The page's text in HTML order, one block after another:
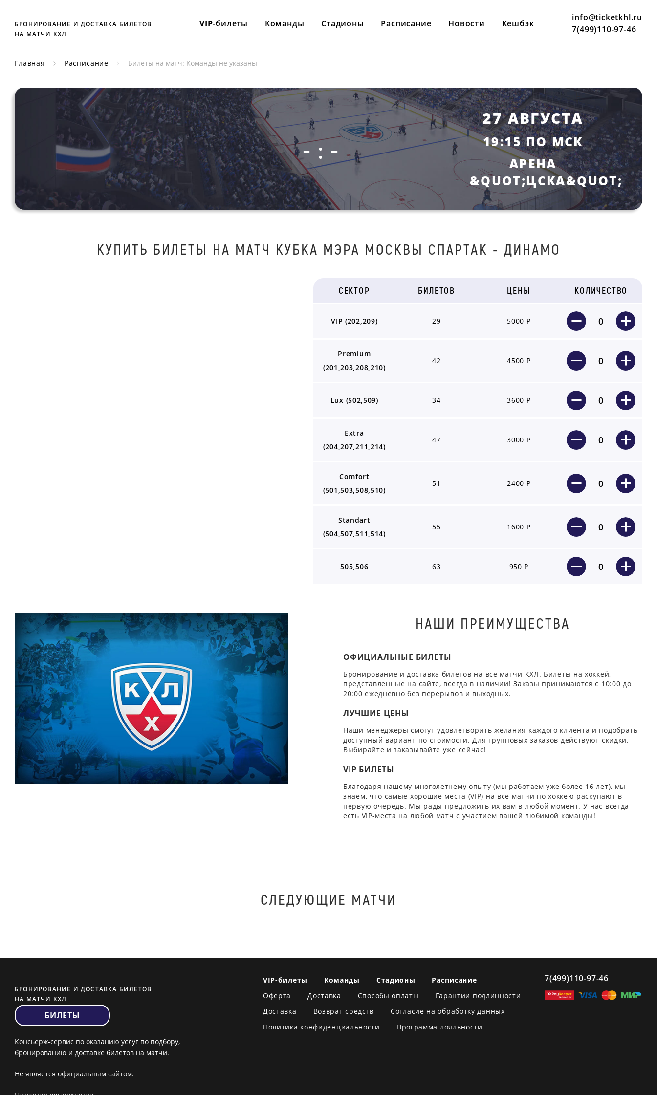
БРОНИРОВАНИЕ И ДОСТАВКА БИЛЕТОВ
НА МАТЧИ КХЛ
VIP-билеты Команды Стадионы Расписание Новости Кешбэк
info@ticketkhl.ru
7(499)110-97-46
Главная Расписание Билеты на матч: Команды не указаны
- : -
27 АВГУСТА
19:15 ПО МСК
АРЕНА
&QUOT;ЦСКА&QUOT;
КУПИТЬ БИЛEТЫ НА МАТЧ КУБКА МЭРА МОСКВЫ CПАPТАК - ДИНAМO
СЕКТОР БИЛЕТОВ ЦЕНЫ КОЛИЧЕСТВО
VIP (202,209) 29 5000 Р 0
Premium
(201,203,208,210)
42 4500 Р 0
Lux (502,509) 34 3600 Р 0
Extra
(204,207,211,214)
47 3000 Р 0
Comfort
(501,503,508,510)
51 2400 Р 0
Standart
(504,507,511,514)
55 1600 Р 0
505,506 63 950 Р 0
НАШИ ПРЕИМУЩЕСТВА
ОФИЦИАЛЬНЫЕ БИЛЕТЫ
Бронирование и доставка билетов на все матчи КХЛ. Билеты на хоккей,
представленные на сайте, всегда в наличии! Заказы принимаются с 10:00 до
20:00 ежедневно без перерывов и выходных.
ЛУЧШИЕ ЦЕНЫ
Наши менеджеры смогут удовлетворить желания каждого клиента и подобрать
доступный вариант по стоимости. Для групповых заказов действуют скидки.
Выбирайте и заказывайте уже сейчас!
VIP БИЛЕТЫ
Благодаря нашему многолетнему опыту (мы работаем уже более 16 лет), мы
знаем, что самые хорошие места (VIP) на все матчи по хоккею раскупают в
первую очередь. Мы рады предложить их вам в любой момент. У нас всегда
есть VIP-места на любой матч с участием вашей любимой команды!
СЛЕДУЮЩИЕ МАТЧИ
БРОНИРОВАНИЕ И ДОСТАВКА БИЛЕТОВ
НА МАТЧИ КХЛ
БИЛЕТЫ
Консьерж-сервис по оказанию услуг по подбору,
бронированию и доставке билетов на матчи.
Не является официальным сайтом.
VIP-билеты Команды Стадионы
Расписание
Оферта
Доставка Способы оплаты
Гарантии подлинности
Доставка
Возврат средств
Согласие на обработку данных
Политика конфиденциальности
Программа лояльности
7(499)110-97-46